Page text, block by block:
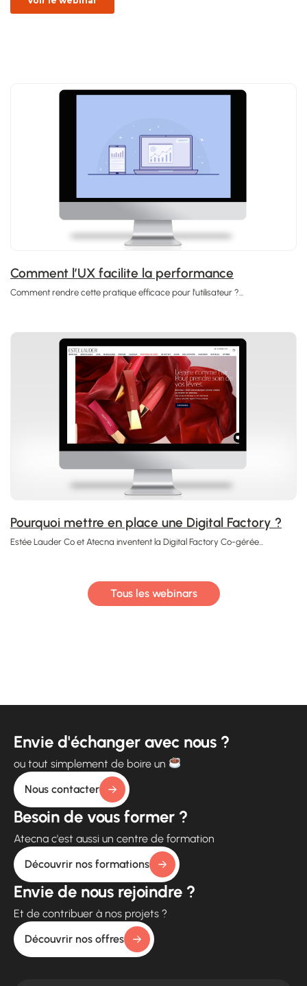
Comment l’UX facilite la performance
Comment rendre cette pratique efficace pour l’utilisateur ?...
Pourquoi mettre en place une Digital Factory ?
Estée Lauder Co et Atecna​ inventent la Digital Factory Co-gérée...
Tous les webinars
Envie d'échanger avec nous ?
ou tout simplement de boire un
Nous contacter
Besoin de vous former ?
Atecna c'est aussi un centre de formation
Découvrir nos formations
Envie de nous rejoindre ?
Et de contribuer à nos projets ?
Découvrir nos offres